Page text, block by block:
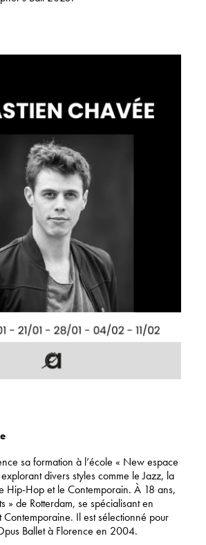
sa formation à l’école « New espace
divers styles comme le Jazz, la
Hip-Hop et le Contemporain. À 18 ans,
» de Rotterdam, se spécialisant en
Contemporaine. Il est sélectionné pour
Ballet à Florence en 2004.